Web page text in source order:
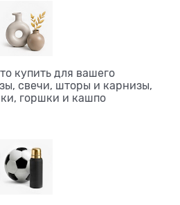
купить для вашего
свечи, шторы и карнизы,
горшки и кашпо